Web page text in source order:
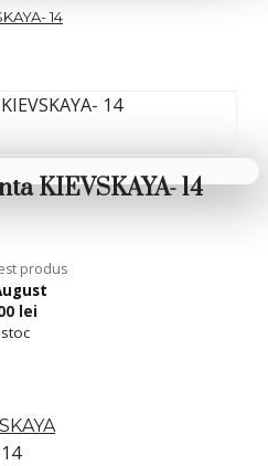
14
KIEVSKAYA- 14
produs
lei